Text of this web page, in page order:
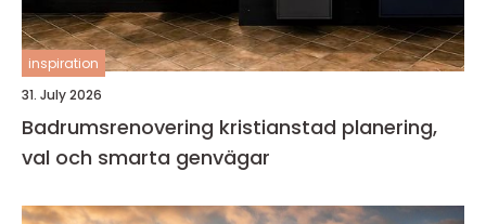
inspiration
31. July 2026
Badrumsrenovering kristianstad planering,
val och smarta genvägar